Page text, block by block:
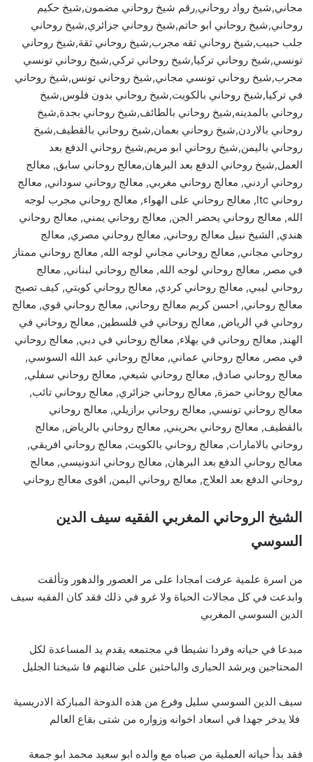
مجاني,شيخ رواد روحاني,رقم شيخ روحاني مضمون,شيخ حكيم
روحاني,شيخ روحاني ابو حاتم,شيخ روحاني جزائري,شيخ روحاني
جلب حبيب,شيخ روحاني ثقه مجرب,شيخ روحاني ثقة,شيخ روحاني
تونسي,شيخ روحاني تركيا,شيخ روحاني تركي,شيخ روحاني تونسي
مجرب,شيخ روحاني تونسي مجاني,شيخ روحاني تونس,شيخ روحاني
في تركيا,شيخ روحاني بالكويت,شيخ روحاني بدون فلوس,شيخ
روحاني بالمدينه,شيخ روحاني بالطائف,شيخ روحاني بجدة,شيخ
روحاني بالاردن,شيخ روحاني بعمان,شيخ روحاني بالقطيف,شيخ
روحاني باليمن,شيخ روحاني ابو مريم,شيخ روحاني الدفع بعد
العمل,شيخ روحاني الدفع بعد البرهان,معالج روحاني سابق, معالج
روحاني اردني, معالج روحاني مغربي, معالج روحاني سوداني, معالج
روحاني ltc, معالج روحاني على الهواء, معالج روحاني مجرب لوجه
الله, معالج روحاني يحضر الجن, معالج روحاني يمني, معالج روحاني
هندي, الشيخ نبيل معالج روحاني, معالج روحاني مصري, معالج
روحاني مجاني, معالج روحاني مجاني لوجه الله, معالج روحاني ممتاز
في مصر, معالج روحاني لوجه الله, معالج روحاني لبناني, معالج
روحاني ليبي, معالج روحاني كردي, معالج روحاني كويتي, كيف تصبح
معالج روحاني, احسن كريم معالج روحاني, معالج روحاني قوي, معالج
روحاني في الرياض, معالج روحاني في فلسطين, معالج روحاني في
الهند, معالج روحاني في بهلاء, معالج روحاني في دبي, معالج روحاني
في مصر, معالج روحاني عماني, معالج روحاني عبد الله السوسي,
معالج روحاني صادق, معالج روحاني شيعي, معالج روحاني سفلي,
معالج روحاني حمزة, معالج روحاني جزائري, معالج روحاني تائب,
معالج روحاني تونسي, معالج روحاني برازيلي, معالج روحاني
بالقطيف, معالج روحاني بحريني, معالج روحاني بالرياض, معالج
روحاني بالامارات, معالج روحاني بالكويت, معالج روحاني افريقي,
معالج روحاني الدفع بعد البرهان, معالج روحاني اندونيسي, معالج
روحاني الدفع بعد العلاج, معالج روحاني اليمن, اقوى معالج روحاني
الشيخ الروحاني المغربي الفقيه سيف الدين
السوسي
من اسرة علمية عرفت امجادا على مر العصور والدهور وتألقت
وابدعت في كل مجالات الحياة ولا غرو في ذلك فقد كان الفقيه سيف
الدين السوسي المغربي
مبدعا في حياته وفردا نشيطا في مجتمعه يقدم يد المساعدة لكل
المحتاجين ويرشد الحيارى والباحثين على ضالتهم فا شيخنا الجليل
سيف الدين السوسي سليل وفرع من هذه الدوحة المباركة الادريسية
فلا يدخر جهدا في اسعاد اخوانه وزواره من شتى بقاع العالم
فقد بدأ حياته العملية من صباه مع والده ابو سعيد محمد ابو جمعة